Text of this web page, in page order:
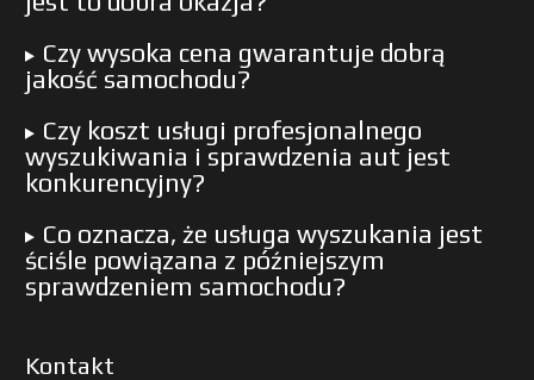
Czy wysoka cena gwarantuje dobrą
jakość samochodu?
Czy koszt usługi profesjonalnego
wyszukiwania i sprawdzenia aut jest
konkurencyjny?
Co oznacza, że usługa wyszukania jest
ściśle powiązana z późniejszym
sprawdzeniem samochodu?
Kontakt